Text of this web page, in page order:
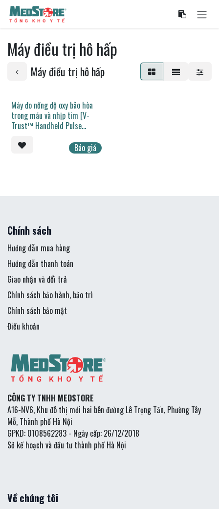
Bỏ qua để đến Nội dung
Máy điều trị hô hấp
Máy điều trị hô hấp
Máy đo nồng độ oxy bão hòa
trong máu và nhịp tim [V-
Trust™ Handheld Pulse
Báo giá
Chính sách
Hướng dẫn mua hàng
Hướng dẫn thanh toán
Giao nhận và đổi trả
Chính sách bảo hành, bảo trì
Chính sách bảo mật
Điều khoản
CÔNG TY TNHH MEDSTORE
A16-NV6, Khu đô thị mới hai bên đường Lê Trọng Tấn, Phường Tây
Mỗ, Thành phố Hà Nội
GPKD: 0108562283 - Ngày cấp: 26/12/2018
Sở kế hoạch và đầu tư thành phố Hà Nội
Về chúng tôi